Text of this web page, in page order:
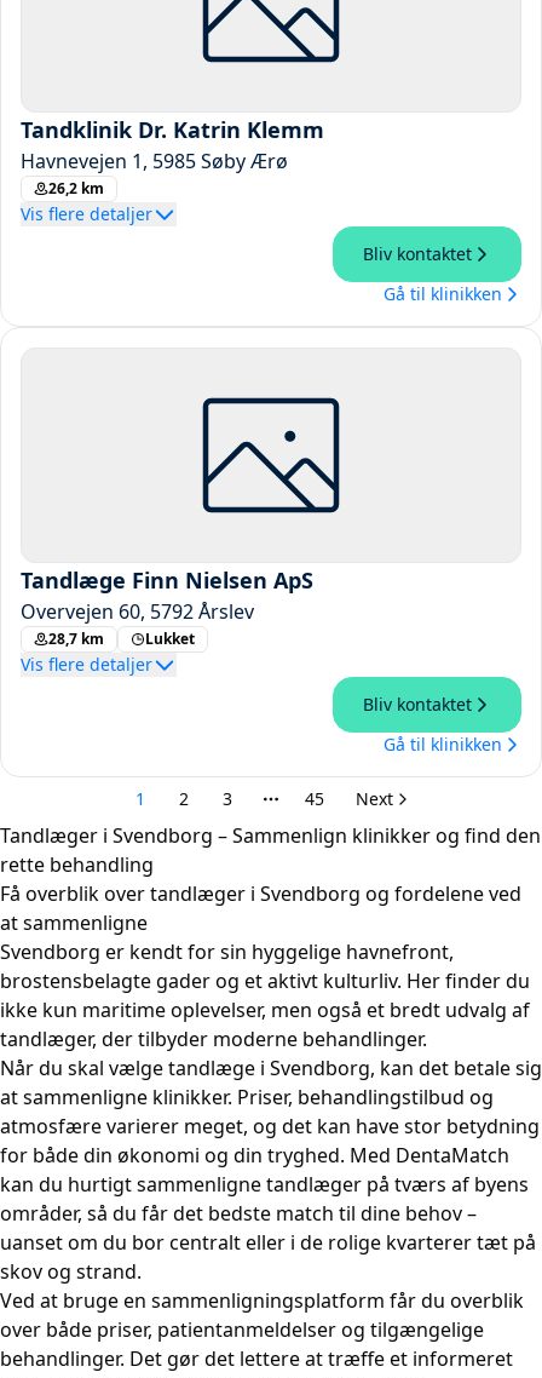
Tandlæger i Svendborg – Sammenlign klinikker og find den
rette behandling
Få overblik over tandlæger i Svendborg og fordelene ved
at sammenligne
Svendborg er kendt for sin hyggelige havnefront,
brostensbelagte gader og et aktivt kulturliv. Her finder du
ikke kun maritime oplevelser, men også et bredt udvalg af
tandlæger, der tilbyder moderne behandlinger.
Når du skal vælge tandlæge i Svendborg, kan det betale sig
at sammenligne klinikker. Priser, behandlingstilbud og
atmosfære varierer meget, og det kan have stor betydning
for både din økonomi og din tryghed. Med DentaMatch
kan du hurtigt sammenligne tandlæger på tværs af byens
områder, så du får det bedste match til dine behov –
uanset om du bor centralt eller i de rolige kvarterer tæt på
skov og strand.
Ved at bruge en sammenligningsplatform får du overblik
over både priser, patientanmeldelser og tilgængelige
behandlinger. Det gør det lettere at træffe et informeret